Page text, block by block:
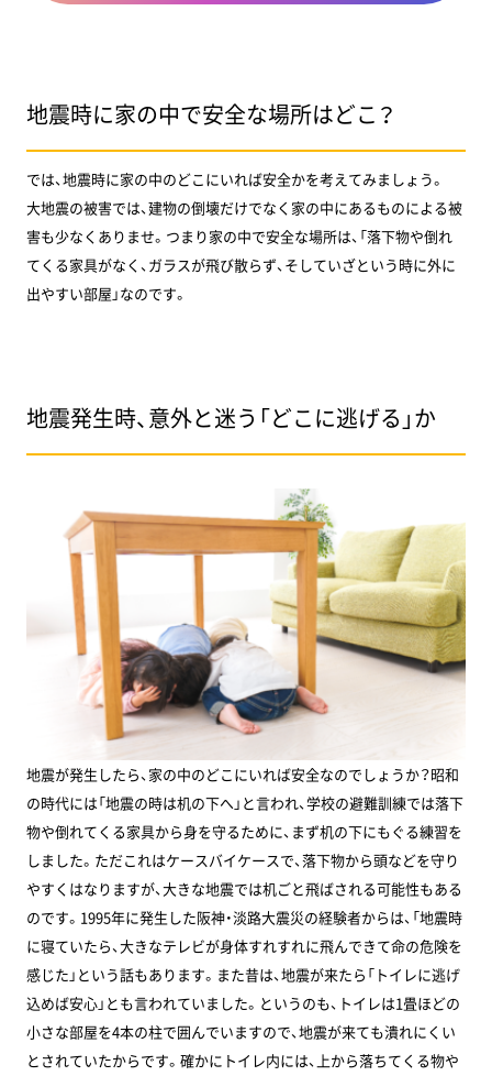
地震時に家の中で安全な場所はどこ？
では、地震時に家の中のどこにいれば安全かを考えてみましょう。
大地震の被害では、建物の倒壊だけでなく家の中にあるものによる被
害も少なくありませ。つまり家の中で安全な場所は、「落下物や倒れ
てくる家具がなく、ガラスが飛び散らず、そしていざという時に外に
出やすい部屋」なのです。
地震発生時、意外と迷う「どこに逃げる」か
地震が発生したら、家の中のどこにいれば安全なのでしょうか？昭和
の時代には「地震の時は机の下へ」と言われ、学校の避難訓練では落下
物や倒れてくる家具から身を守るために、まず机の下にもぐる練習を
しました。ただこれはケースバイケースで、落下物から頭などを守り
やすくはなりますが、大きな地震では机ごと飛ばされる可能性もある
のです。1995年に発生した阪神・淡路大震災の経験者からは、「地震時
に寝ていたら、大きなテレビが身体すれすれに飛んできて命の危険を
感じた」という話もあります。また昔は、地震が来たら「トイレに逃げ
込めば安心」とも言われていました。というのも、トイレは1畳ほどの
小さな部屋を4本の柱で囲んでいますので、地震が来ても潰れにくい
とされていたからです。確かにトイレ内には、上から落ちてくる物や